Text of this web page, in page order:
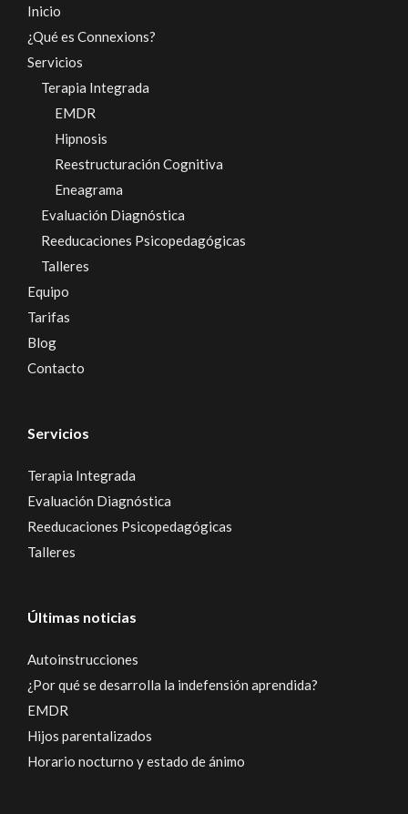
Inicio
¿Qué es Connexions?
Servicios
Terapia Integrada
EMDR
Hipnosis
Reestructuración Cognitiva
Eneagrama
Evaluación Diagnóstica
Reeducaciones Psicopedagógicas
Talleres
Equipo
Tarifas
Blog
Contacto
Servicios
Terapia Integrada
Evaluación Diagnóstica
Reeducaciones Psicopedagógicas
Talleres
Últimas noticias
Autoinstrucciones
¿Por qué se desarrolla la indefensión aprendida?
EMDR
Hijos parentalizados
Horario nocturno y estado de ánimo